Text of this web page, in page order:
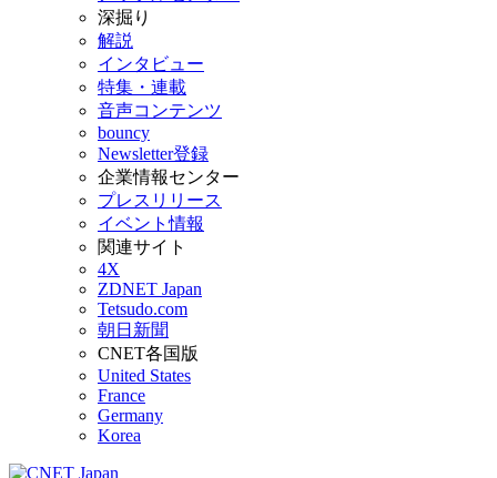
深掘り
解説
インタビュー
特集・連載
音声コンテンツ
bouncy
Newsletter登録
企業情報センター
プレスリリース
イベント情報
関連サイト
4X
ZDNET Japan
Tetsudo.com
朝日新聞
CNET各国版
United States
France
Germany
Korea